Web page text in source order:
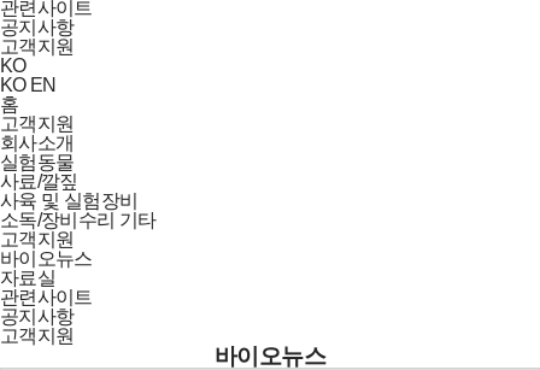
관련사이트
공지사항
고객지원
KO
KO EN
홈
고객지원
회사소개
실험동물
사료/깔짚
사육 및 실험장비
소독/장비수리 기타
고객지원
바이오뉴스
자료실
관련사이트
공지사항
고객지원
바이오뉴스